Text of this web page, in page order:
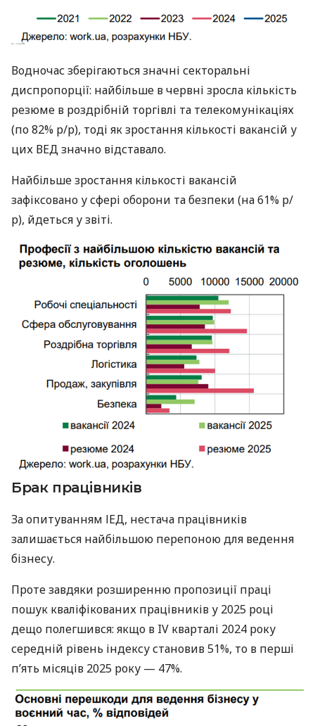
Водночас зберігаються значні секторальні
диспропорції: найбільше в червні зросла кількість
резюме в роздрібній торгівлі та телекомунікаціях
(по 82% р/р), тоді як зростання кількості вакансій у
цих ВЕД значно відставало.
Найбільше зростання кількості вакансій
зафіксовано у сфері оборони та безпеки (на 61% р/
р), йдеться у звіті.
Брак працівників
За опитуванням ІЕД, нестача працівників
залишається найбільшою перепоною для ведення
бізнесу.
Проте завдяки розширенню пропозиції праці
пошук кваліфікованих працівників у 2025 році
дещо полегшився: якщо в IV кварталі 2024 року
середній рівень індексу становив 51%, то в перші
п’ять місяців 2025 року — 47%.